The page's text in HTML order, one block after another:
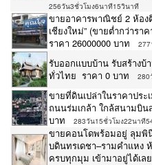
256วัน3ชั่วโมง6นาที15วินาที
ขายอาคารพาณิชย์ 2 ห้อง
เชียงใหม่” (ขายต่ำกว่าร
ราคา 26000000 บาท
รับออกเเบบบ้าน รับสร้างบ้
ทั่วไทย ราคา 0 บาท
280
ขายที่ดินเปล่าในราคาปร
ถนนร่มเกล้า ใกล้สนามบิ
บาท
283วัน15ชั่วโมง22นาที
ขายคอนโดพร้อมอยู่ ลุมพิ
บดินทรเดชา–รามคำแหง
ครบทุกมุม เข้ามาอยู่ได้เ